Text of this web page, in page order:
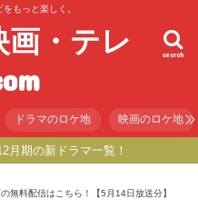
もっと楽しく。
画・テレ
search
ドラマのロケ地 映画のロケ地
月期の新ドラマ一覧！
無料配信はこちら！【5月14日放送分】